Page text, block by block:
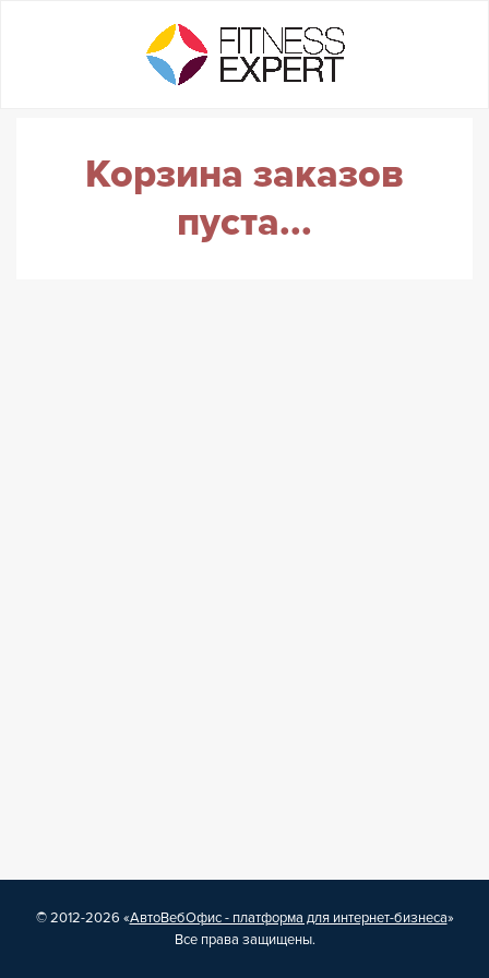
Корзина заказов
пуста...
© 2012-2026 «АвтоВебОфис - платформа для интернет-бизнеса»
Все права защищены.